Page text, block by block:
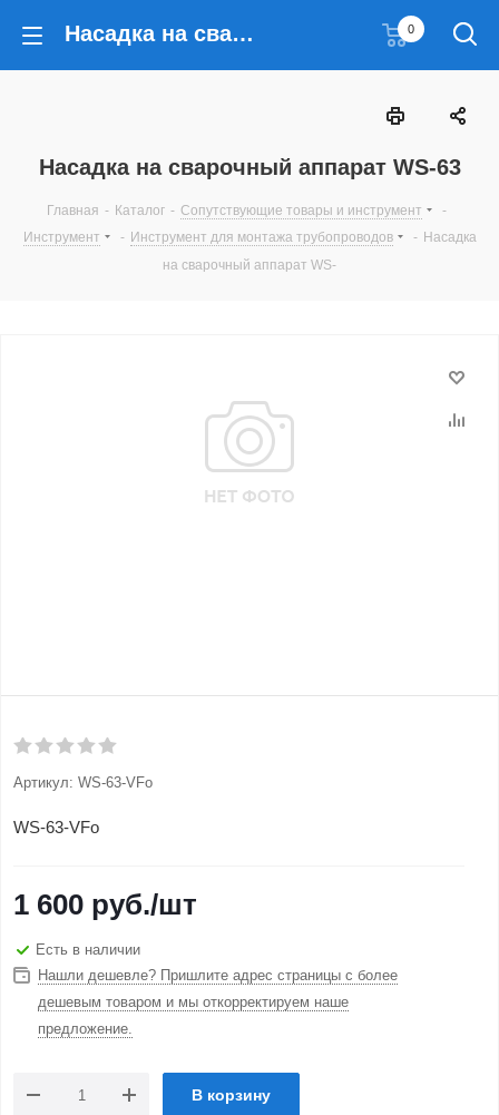
Насадка на сварочный аппарат WS-63 0
Насадка на сварочный аппарат WS-63
Главная - Каталог - Сопутствующие товары и инструмент
-
Инструмент
- Инструмент для монтажа трубопроводов - Насадка
на сварочный аппарат WS-
Артикул: WS-63-VFo
WS-63-VFo
1 600 руб./шт
Есть в наличии
Нашли дешевле? Пришлите адрес страницы с более
дешевым товаром и мы откорректируем наше
предложение.
В корзину